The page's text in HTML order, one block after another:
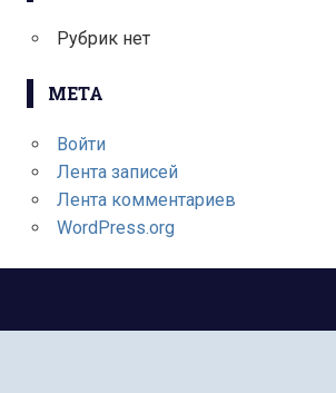
Рубрик нет
МЕТА
Войти
Лента записей
Лента комментариев
WordPress.org